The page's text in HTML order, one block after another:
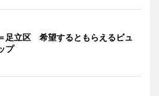
足立区 希望するともらえるビュ
プ